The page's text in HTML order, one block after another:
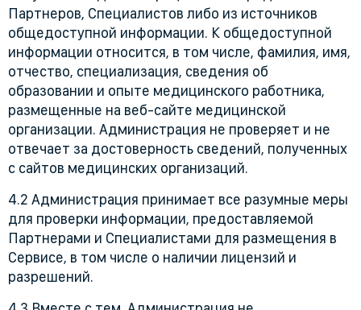
Партнеров, Специалистов либо из источников
общедоступной информации. К общедоступной
информации относится, в том числе, фамилия, имя,
отчество, специализация, сведения об
образовании и опыте медицинского работника,
размещенные на веб-сайте медицинской
организации. Администрация не проверяет и не
отвечает за достоверность сведений, полученных
с сайтов медицинских организаций.
4.2 Администрация принимает все разумные меры
для проверки информации, предоставляемой
Партнерами и Специалистами для размещения в
Сервисе, в том числе о наличии лицензий и
разрешений.